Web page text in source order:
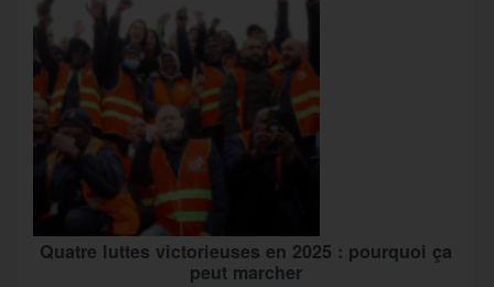
Quatre luttes victorieuses en 2025 : pourquoi ça
peut marcher